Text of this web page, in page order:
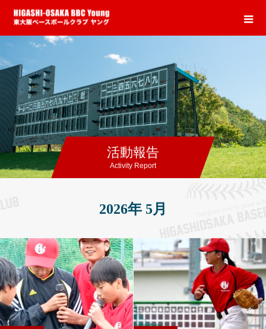
活動報告
Activity Report
2026年 5月